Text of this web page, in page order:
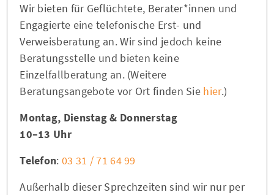
Wir bieten für Geflüchtete, Berater*innen und
Engagierte eine telefonische Erst- und
Verweisberatung an. Wir sind jedoch keine
Beratungsstelle und bieten keine
Einzelfallberatung an. (Weitere
Beratungsangebote vor Ort finden Sie hier.)
Montag, Dienstag & Donnerstag
10–13 Uhr
Telefon: 03 31 / 71 64 99
Außerhalb dieser Sprechzeiten sind wir nur per